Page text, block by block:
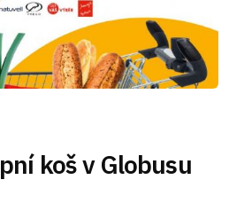
koš v Globusu